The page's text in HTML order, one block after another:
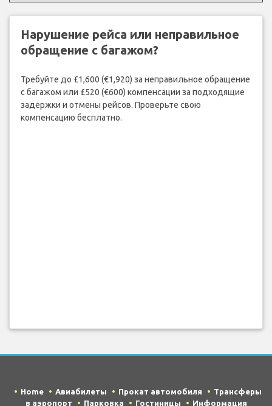
Нарушение рейса или неправильное
обращение с багажом?
Требуйте до £1,600 (€1,920) за неправильное обращение
с багажом или £520 (€600) компенсации за подходящие
задержки и отмены рейсов. Проверьте свою
компенсацию бесплатно.
Home Авиабилеты Прокат автомобиля
Трансферы
в аэропорт
Парковка Гостиницы Информация